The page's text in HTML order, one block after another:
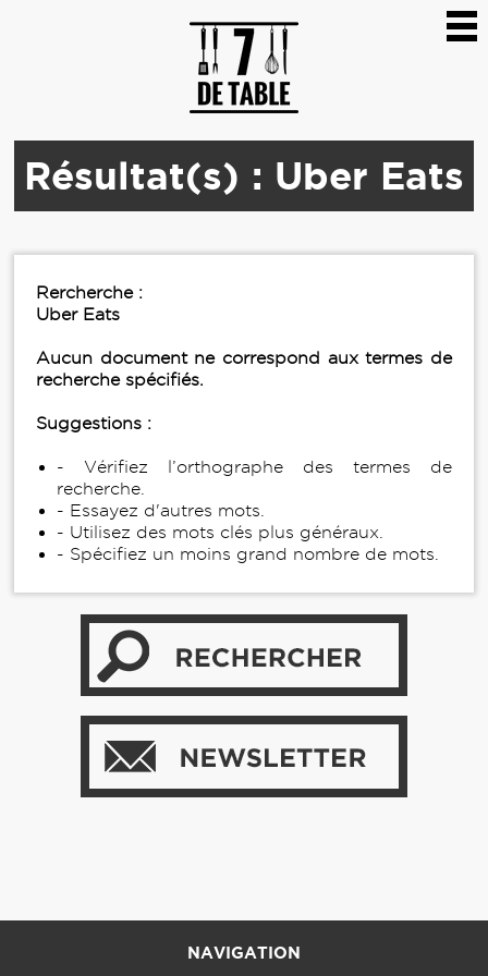
Résultat(s) : Uber Eats
Rercherche :
Uber Eats
Aucun document ne correspond aux termes de
recherche spécifiés.
Suggestions :
- Vérifiez l’orthographe des termes de
recherche.
- Essayez d'autres mots.
- Utilisez des mots clés plus généraux.
- Spécifiez un moins grand nombre de mots.
NAVIGATION